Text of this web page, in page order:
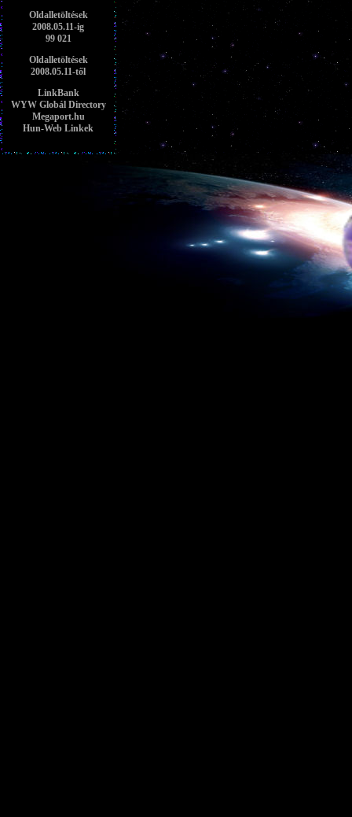
Oldalletöltések
2008.05.11-ig
99 021
Oldalletöltések
2008.05.11-től
LinkBank
WYW Globál Directory
Megaport.hu
Hun-Web Linkek